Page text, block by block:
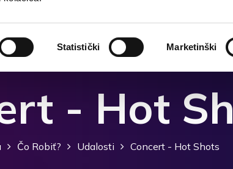
Statistički Marketinški
- Hot
Čo Robiť? Udalosti Concert - Hot Shots